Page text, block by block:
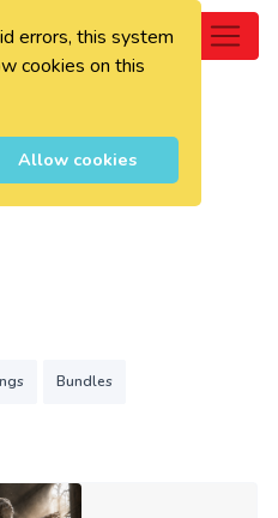
errors, this system
cookies on this
Allow cookies
0
Bundles